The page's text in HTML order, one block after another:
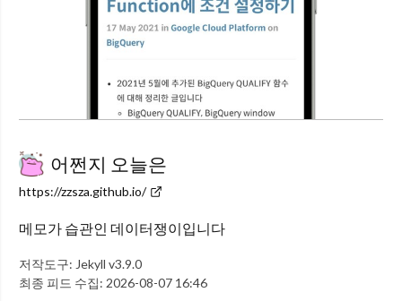
어쩐지 오늘은
https://zzsza.github.io/
메모가 습관인 데이터쟁이입니다
저작도구: Jekyll v3.9.0
최종 피드 수집: 2026-08-07 16:46